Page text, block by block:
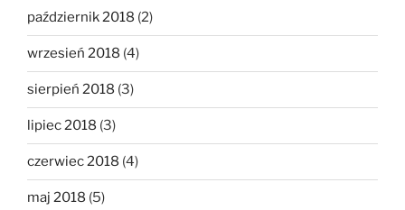
październik 2018 (2)
wrzesień 2018 (4)
sierpień 2018 (3)
lipiec 2018 (3)
czerwiec 2018 (4)
maj 2018 (5)